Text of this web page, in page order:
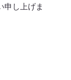
申し上げま